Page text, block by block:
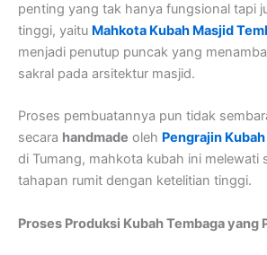
penting yang tak hanya fungsional tapi
tinggi, yaitu Mahkota Kubah Masjid
menjadi penutup puncak yang
sakral pada arsitektur masjid.
Proses pembuatannya pun tidak
secara handmade oleh Pengrajin
di Tumang, mahkota kubah ini melewati
tahapan rumit dengan ketelitian tinggi.
Proses Produksi Kubah Tembaga